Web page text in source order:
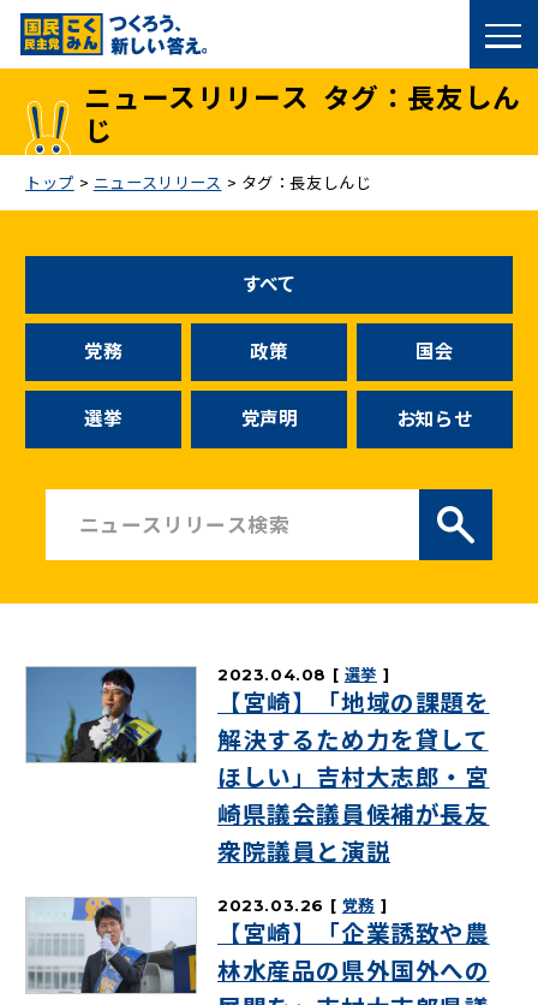
国民民主党トップ
政策
お問い合わせ
ニュースリリース
こくみんうさぎの部屋
参加・サポート
（新しいタブで開く）
（新しいタブで開く）
（新しいタブで開く）
国民民主党学生部 （新しいタブで開く）
二次創作ガイドライン（新しいタブで開く）
ニュースリリース タグ：長友しん
じ
トップ > ニュースリリース > タグ：長友しんじ
すべて
党務 政策 国会
選挙 党声明 お知らせ
2023.04.08 選挙
【宮崎】「地域の課題を
解決するため力を貸して
ほしい」吉村大志郎・宮
崎県議会議員候補が長友
衆院議員と演説
2023.03.26 党務
【宮崎】「企業誘致や農
林水産品の県外国外への